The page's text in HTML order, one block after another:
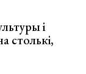
і
столькі,